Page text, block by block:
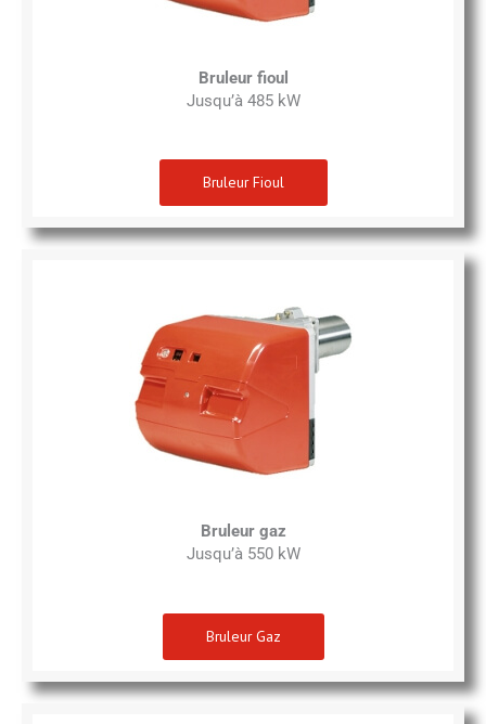
Bruleur fioul
Jusqu’à 485 kW
Bruleur Fioul
Bruleur gaz
Jusqu’à 550 kW
Bruleur Gaz